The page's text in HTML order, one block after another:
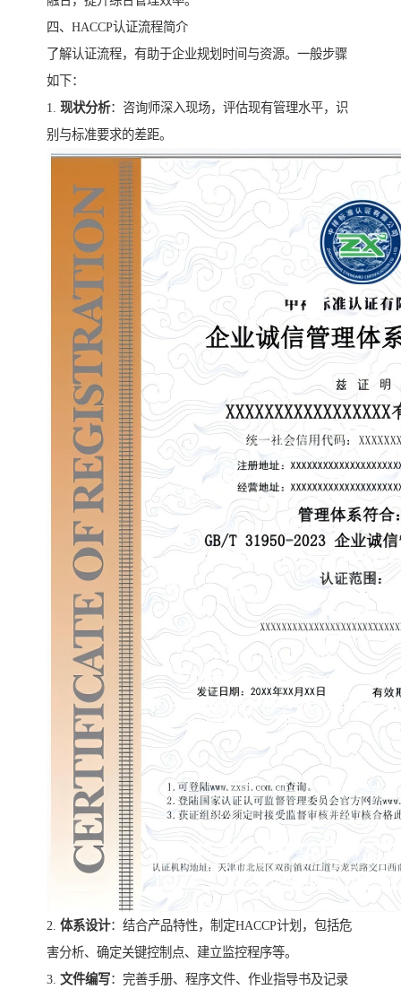
四、HACCP认证流程简介
了解认证流程，有助于企业规划时间与资源。一般步骤
如下：
1. 现状分析：咨询师深入现场，评估现有管理水平，识
别与标准要求的差距。
2. 体系设计：结合产品特性，制定HACCP计划，包括危
害分析、确定关键控制点、建立监控程序等。
3. 文件编写：完善手册、程序文件、作业指导书及记录